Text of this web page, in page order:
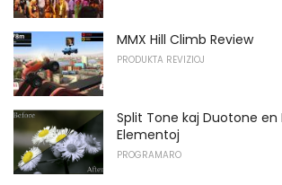
MMX Hill Climb Review
PRODUKTA REVIZIOJ
Split Tone kaj Duotone en
Elementoj
PROGRAMARO